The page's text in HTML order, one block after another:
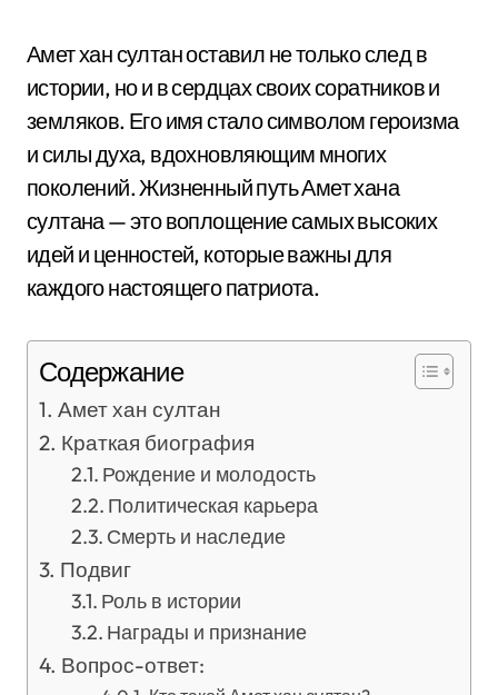
Амет хан султан оставил не только след в
истории, но и в сердцах своих соратников и
земляков. Его имя стало символом героизма
и силы духа, вдохновляющим многих
поколений. Жизненный путь Амет хана
султана — это воплощение самых высоких
идей и ценностей, которые важны для
каждого настоящего патриота.
Содержание
Амет хан султан
Краткая биография
Рождение и молодость
Политическая карьера
Смерть и наследие
Подвиг
Роль в истории
Награды и признание
Вопрос-ответ: